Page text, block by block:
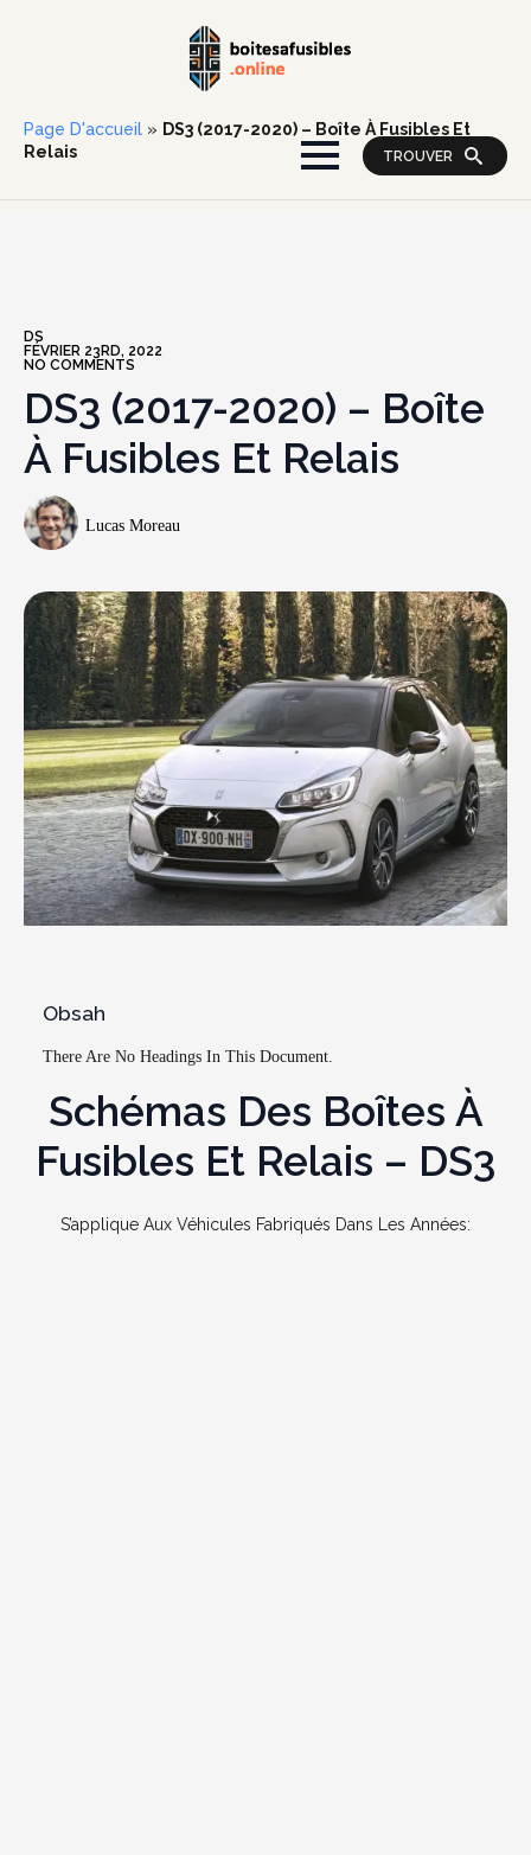
TROUVER
Page D'accueil » DS3 (2017-2020) – Boîte À Fusibles Et
Relais
DS
FÉVRIER 23RD, 2022
NO COMMENTS
DS3 (2017-2020) – Boîte
À Fusibles Et Relais
Lucas Moreau
Obsah
There Are No Headings In This Document.
Schémas Des Boîtes À
Fusibles Et Relais – DS3
S’applique Aux Véhicules Fabriqués Dans Les Années: